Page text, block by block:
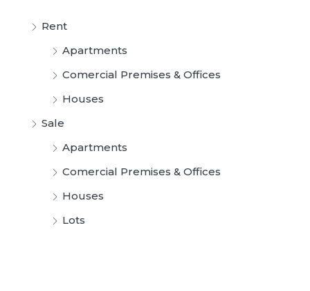
Rent
Apartments
Comercial Premises & Offices
Houses
Sale
Apartments
Comercial Premises & Offices
Houses
Lots